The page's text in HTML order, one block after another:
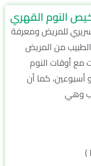
النوم القهري
للمريض ومعرفة
الطبيب من المريض
مع أوقات النوم
أسبوعين، كما أن
وهي